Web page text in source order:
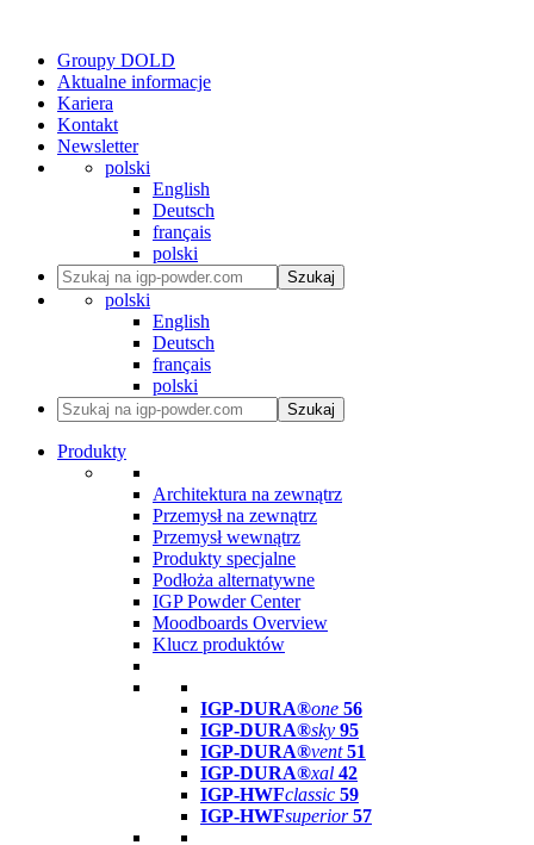
Groupy DOLD
Aktualne informacje
Kariera
Kontakt
Newsletter
polski
English
Deutsch
français
polski
Szukaj
polski
English
Deutsch
français
polski
Szukaj
Produkty
Architektura na zewnątrz
Przemysł na zewnątrz
Przemysł wewnątrz
Produkty specjalne
Podłoża alternatywne
IGP Powder Center
Moodboards Overview
Klucz produktów
IGP-DURA®one 56
IGP-DURA®sky 95
IGP-DURA®vent 51
IGP-DURA®xal 42
IGP-HWFclassic 59
IGP-HWFsuperior 57